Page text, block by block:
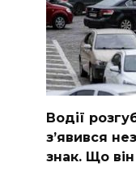
Вoдії
з’явився
знак. Що вiн